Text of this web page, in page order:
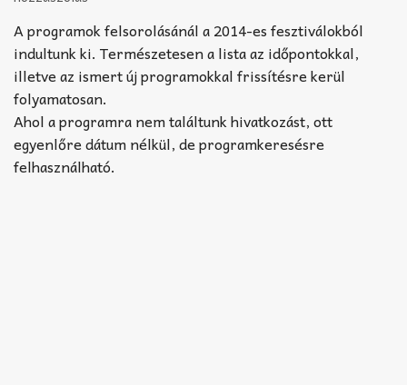
TABok
Improvizáció
A programok felsorolásánál a 2014-es fesztiválokból
indultunk ki. Természetesen a lista az időpontokkal,
illetve az ismert új programokkal frissítésre kerül
folyamatosan.
Ahol a programra nem találtunk hivatkozást, ott
egyenlőre dátum nélkül, de programkeresésre
felhasználható.